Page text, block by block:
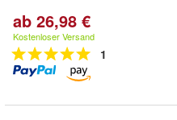
ab 26,98 €
Kostenloser Versand
1